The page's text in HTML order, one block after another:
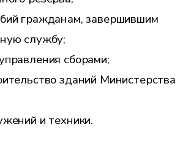
гражданам, завершившим
службу;
сборами;
зданий Министерства
и техники.